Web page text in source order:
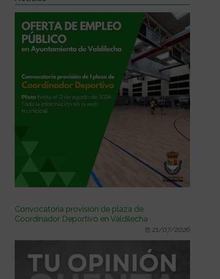
Convocatoria provisión de plaza de
Coordinador Deportivo en Valdilecha
21/07/2026